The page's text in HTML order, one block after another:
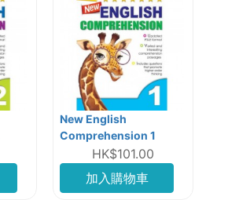
New English
Comprehension 1
HK$101.00
加入購物車